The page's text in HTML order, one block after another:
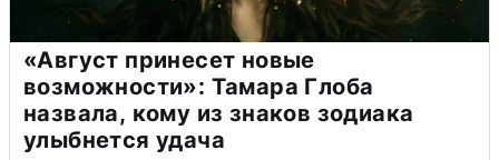
«Август принесет новые
возможности»: Тамара Глоба
назвала, кому из знаков зодиака
улыбнется удача